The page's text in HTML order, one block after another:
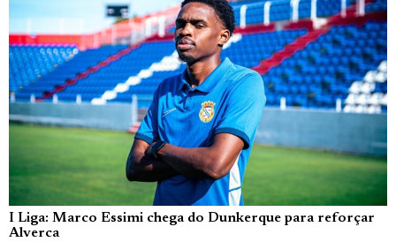
I Liga: Marco Essimi chega do Dunkerque para reforçar
Alverca